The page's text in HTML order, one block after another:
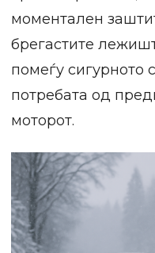
моментален
брегастите
помеѓу сигурното
потребата од
моторот.